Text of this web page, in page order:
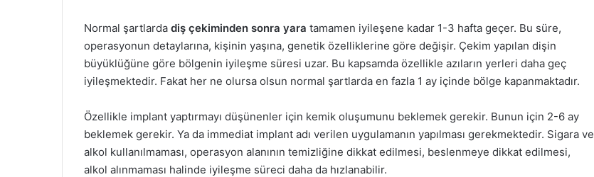
Normal şartlarda diş çekiminden sonra yara tamamen iyileşene kadar 1-3 hafta geçer. Bu süre,
operasyonun detaylarına, kişinin yaşına, genetik özelliklerine göre değişir. Çekim yapılan dişin
büyüklüğüne göre bölgenin iyileşme süresi uzar. Bu kapsamda özellikle azıların yerleri daha geç
iyileşmektedir. Fakat her ne olursa olsun normal şartlarda en fazla 1 ay içinde bölge kapanmaktadır.
Özellikle implant yaptırmayı düşünenler için kemik oluşumunu beklemek gerekir. Bunun için 2-6 ay
beklemek gerekir. Ya da immediat implant adı verilen uygulamanın yapılması gerekmektedir. Sigara ve
alkol kullanılmaması, operasyon alanının temizliğine dikkat edilmesi, beslenmeye dikkat edilmesi,
alkol alınmaması halinde iyileşme süreci daha da hızlanabilir.